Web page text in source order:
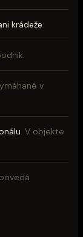
krádeže.
v
. V objekte